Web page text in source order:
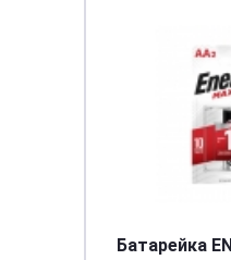
Батарейка